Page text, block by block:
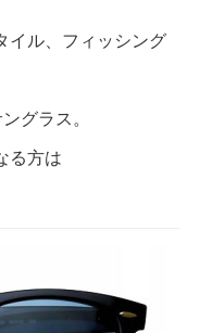
イル、フィッシング
グラス。
る方は